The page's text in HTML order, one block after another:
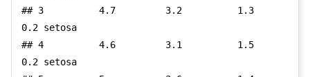
## 3          4.7         3.2          1.3
0.2 setosa
## 4          4.6         3.1          1.5
0.2 setosa